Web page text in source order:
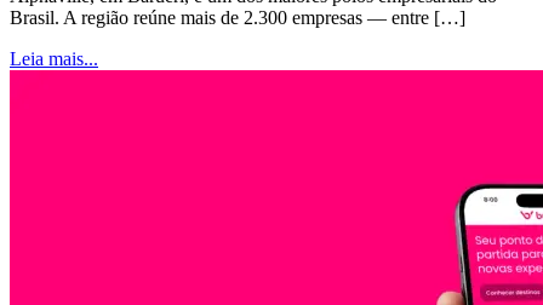
Brasil. A região reúne mais de 2.300 empresas — entre […]
Leia mais...